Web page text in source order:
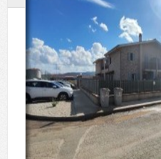
SAN MARTINO IN
pochi minuti
costruzione su 2
Si compone di:
garage, porticato ed
terrazzi